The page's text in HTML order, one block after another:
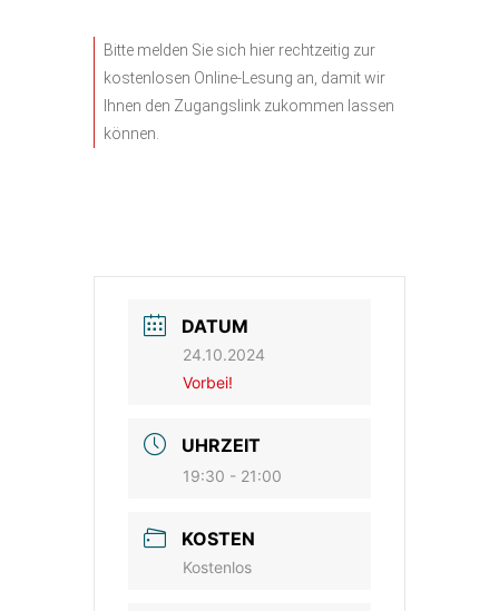
Bitte melden Sie sich hier rechtzeitig zur
kostenlosen Online-Lesung an, damit wir
Ihnen den Zugangslink zukommen lassen
können
DATUM
24.10.2024
Vorbei!
UHRZEIT
19:30 - 21:00
KOSTEN
Kostenlos